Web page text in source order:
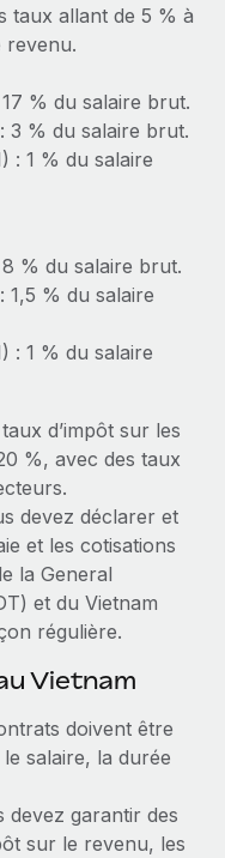
taux allant de 5 % à
revenu.
% du salaire brut.
3 % du salaire brut.
: 1 % du salaire
% du salaire brut.
1,5 % du salaire
: 1 % du salaire
d’impôt sur les
%, avec des taux
devez déclarer et
et les cotisations
la General
et du Vietnam
régulière.
Vietnam
doivent être
salaire, la durée
devez garantir des
sur le revenu, les